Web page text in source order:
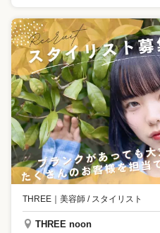
THREE 美容師 / スタイリスト
THREE noon